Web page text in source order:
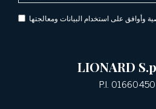
وأوافق على استخدام البيانات ومعالجتها
LIONARD
P.I.